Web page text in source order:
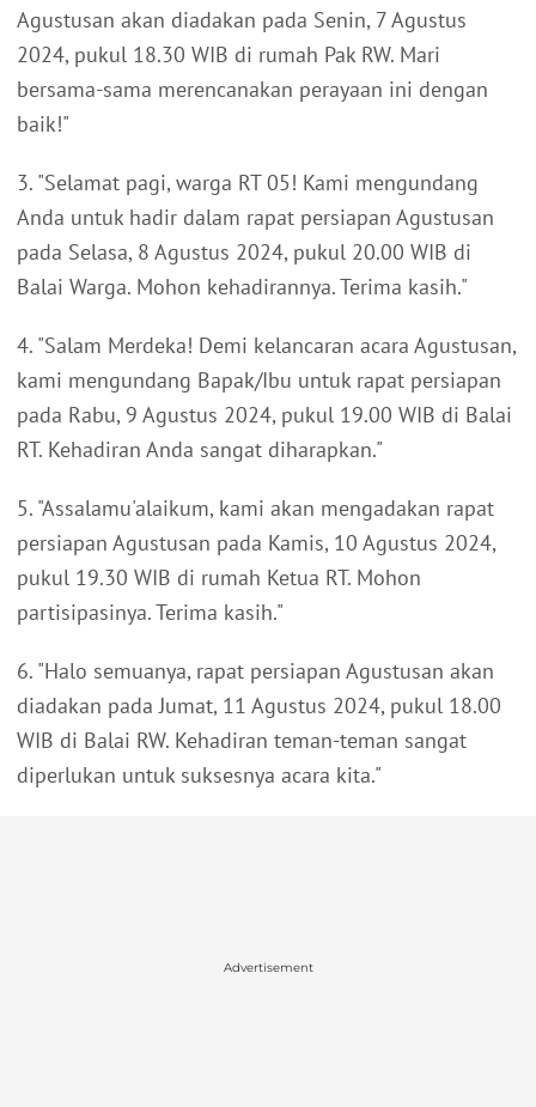
Agustusan akan diadakan pada Senin, 7 Agustus
2024, pukul 18.30 WIB di rumah Pak RW. Mari
bersama-sama merencanakan perayaan ini dengan
baik!"
3. "Selamat pagi, warga RT 05! Kami mengundang
Anda untuk hadir dalam rapat persiapan Agustusan
pada Selasa, 8 Agustus 2024, pukul 20.00 WIB di
Balai Warga. Mohon kehadirannya. Terima kasih."
4. "Salam Merdeka! Demi kelancaran acara Agustusan,
kami mengundang Bapak/Ibu untuk rapat persiapan
pada Rabu, 9 Agustus 2024, pukul 19.00 WIB di Balai
RT. Kehadiran Anda sangat diharapkan."
5. "Assalamu'alaikum, kami akan mengadakan rapat
persiapan Agustusan pada Kamis, 10 Agustus 2024,
pukul 19.30 WIB di rumah Ketua RT. Mohon
partisipasinya. Terima kasih."
6. "Halo semuanya, rapat persiapan Agustusan akan
diadakan pada Jumat, 11 Agustus 2024, pukul 18.00
WIB di Balai RW. Kehadiran teman-teman sangat
diperlukan untuk suksesnya acara kita."
Advertisement